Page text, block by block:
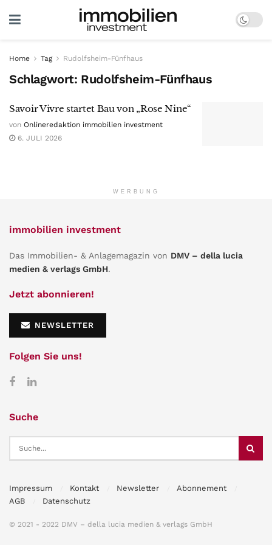
Home Tag Rudolfsheim-Fünfhaus
Schlagwort: Rudolfsheim-Fünfhaus
Savoir Vivre startet Bau von „Rose Nine“
von Onlineredaktion immobilien investment
6. JULI 2026
WERBUNG
immobilien investment
Das Immobilien- & Anlagemagazin von DMV – della lucia
medien & verlags GmbH.
Jetzt abonnieren!
NEWSLETTER
Folgen Sie uns!
Suche
Impressum Kontakt Newsletter
Abonnement
AGB
Datenschutz
© 2021 - 2022 DMV – della lucia medien & verlags GmbH